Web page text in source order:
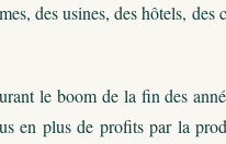
des usines, des hôtels,
le boom de la fin des
en plus de profits par la